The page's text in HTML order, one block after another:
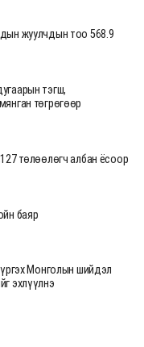
жуулчдын тоо 568.9
тэгш,
төгрөгөөр
төлөөлөгч албан ёсоор
баяр
Монголын шийдэл
эхлүүлнэ